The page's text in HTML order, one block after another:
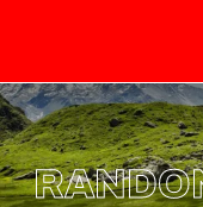
principal
DE